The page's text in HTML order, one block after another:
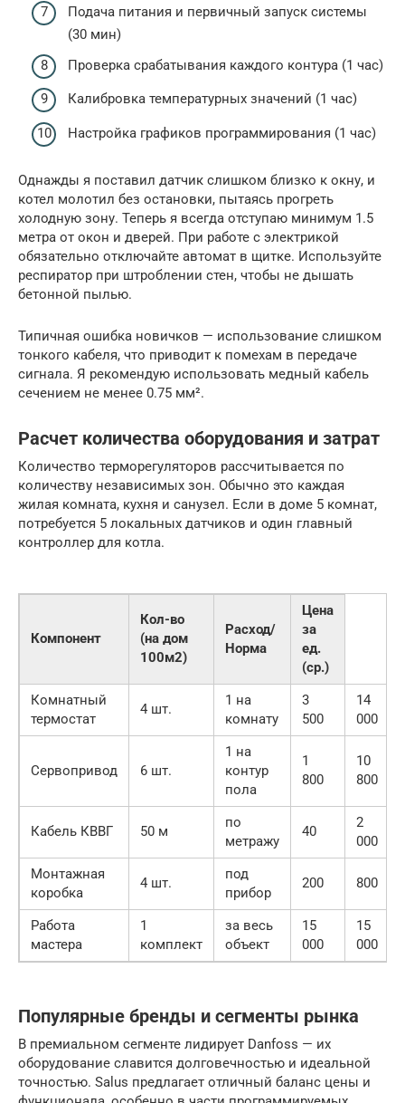
Подача питания и первичный запуск системы
(30 мин)
Проверка срабатывания каждого контура (1 час)
Калибровка температурных значений (1 час)
Настройка графиков программирования (1 час)
Однажды я поставил датчик слишком близко к окну, и
котел молотил без остановки, пытаясь прогреть
холодную зону. Теперь я всегда отступаю минимум 1.5
метра от окон и дверей. При работе с электрикой
обязательно отключайте автомат в щитке. Используйте
респиратор при штроблении стен, чтобы не дышать
бетонной пылью.
Типичная ошибка новичков — использование слишком
тонкого кабеля, что приводит к помехам в передаче
сигнала. Я рекомендую использовать медный кабель
сечением не менее 0.75 мм².
Расчет количества оборудования и затрат
Количество терморегуляторов рассчитывается по
количеству независимых зон. Обычно это каждая
жилая комната, кухня и санузел. Если в доме 5 комнат,
потребуется 5 локальных датчиков и один главный
контроллер для котла.
Компонент
Кол-во
(на дом
100м2)
Расход/
Норма
Цена
за
ед.
(ср.)
Комнатный
термостат
4 шт.
1 на
комнату
3
500
14
000
Сервопривод 6 шт.
1 на
контур
пола
1
800
10
800
Кабель КВВГ 50 м
по
метражу
40
2
000
Монтажная
коробка
4 шт.
под
прибор
200 800
Работа
мастера
1
комплект
за весь
объект
15
000
15
000
Популярные бренды и сегменты рынка
В премиальном сегменте лидирует Danfoss — их
оборудование славится долговечностью и идеальной
точностью. Salus предлагает отличный баланс цены и